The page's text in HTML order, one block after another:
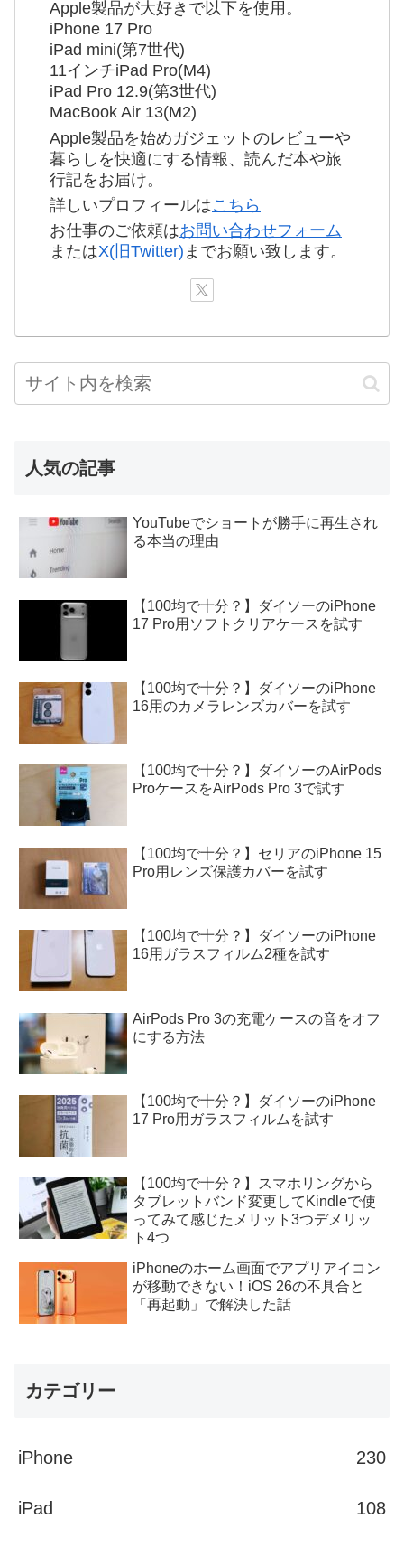
Apple製品が大好きで以下を使用。
iPhone 17 Pro
iPad mini(第7世代)
11インチiPad Pro(M4)
iPad Pro 12.9(第3世代)
MacBook Air 13(M2)
Apple製品を始めガジェットのレビューや
暮らしを快適にする情報、読んだ本や旅
行記をお届け。
詳しいプロフィールはこちら
お仕事のご依頼はお問い合わせフォーム
またはX(旧Twitter) までお願い致します。
人気の記事
YouTubeでショートが勝手に再生され
る本当の理由
【100均で十分？】ダイソーのiPhone
17 Pro用ソフトクリアケースを試す
【100均で十分？】ダイソーのiPhone
16用のカメラレンズカバーを試す
【100均で十分？】ダイソーのAirPods
ProケースをAirPods Pro 3で試す
【100均で十分？】セリアのiPhone 15
Pro用レンズ保護カバーを試す
【100均で十分？】ダイソーのiPhone
16用ガラスフィルム2種を試す
AirPods Pro 3の充電ケースの音をオフ
にする方法
【100均で十分？】ダイソーのiPhone
17 Pro用ガラスフィルムを試す
【100均で十分？】スマホリングから
タブレットバンド変更してKindleで使
ってみて感じたメリット3つデメリッ
ト4つ
iPhoneのホーム画面でアプリアイコン
が移動できない！iOS 26の不具合と
「再起動」で解決した話
カテゴリー
iPhone 230
iPad 108